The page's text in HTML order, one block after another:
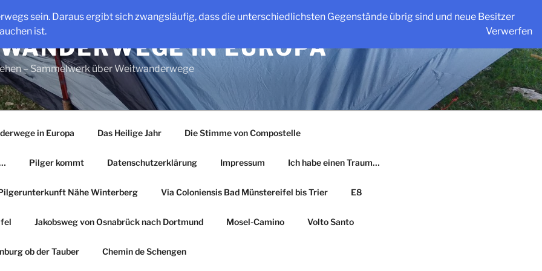
sein. Daraus ergibt sich zwangsläufig, dass die unterschiedlichsten Gegenstände übrig sind und neue Besitzer
ist.
Verwerfen
IN EUROPA
– Sammelwerk über Weitwanderwege
in Europa Das Heilige Jahr Die Stimme von Compostelle
Pilger kommt Datenschutzerklärung Impressum Ich habe einen Traum…
Nähe Winterberg Via Coloniensis Bad Münstereifel bis Trier E8
Jakobsweg von Osnabrück nach Dortmund Mosel-Camino Volto Santo
ob der Tauber Chemin de Schengen